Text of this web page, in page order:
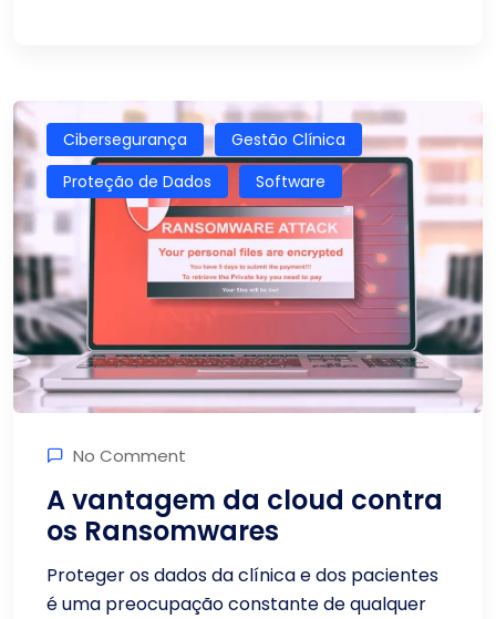
Cibersegurança
Gestão Clínica
Proteção de Dados
Software
No Comment
A vantagem da cloud contra
os Ransomwares
Proteger os dados da clínica e dos pacientes
é uma preocupação constante de qualquer